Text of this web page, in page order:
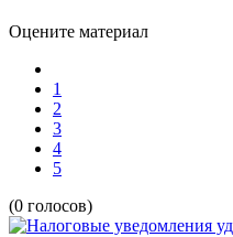
Оцените материал
1
2
3
4
5
(0 голосов)